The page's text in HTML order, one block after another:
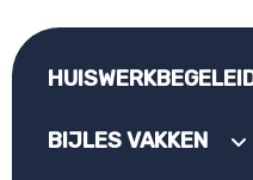
BIJLES VAKKEN